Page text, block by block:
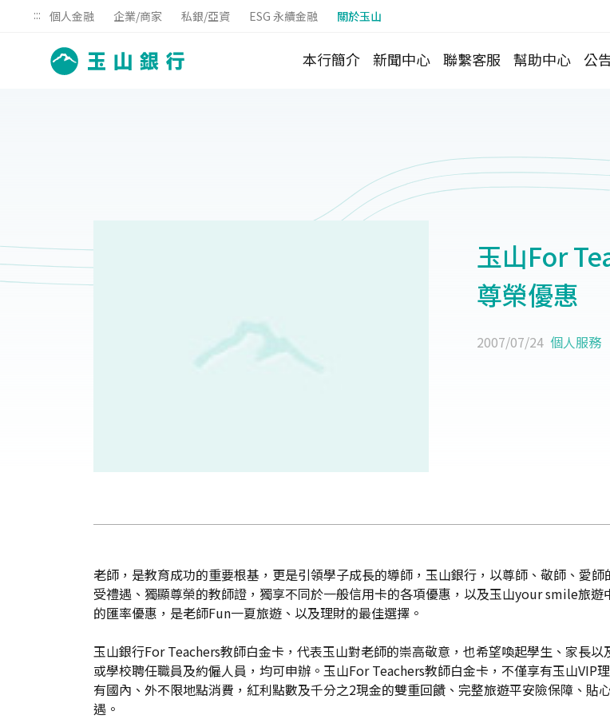
::: 個人金融 企業/商家 私銀/亞資 ESG 永續金融 關於玉山
本行簡介 新聞中心 聯繫客服 幫助中心 公
玉山For
尊榮優惠
2007/07/24 個人服務
老師，是教育成功的重要根基，更是引領學子成長的導師，玉山銀行，以尊師、敬師、愛
受禮遇、獨顯尊榮的教師證，獨享不同於一般信用卡的各項優惠，以及玉山your smile旅
的匯率優惠，是老師Fun一夏旅遊、以及理財的最佳選擇。
玉山銀行For Teachers教師白金卡，代表玉山對老師的崇高敬意，也希望喚起學生、家長
或學校聘任職員及約僱人員，均可申辦。玉山For Teachers教師白金卡，不僅享有玉山
有國內、外不限地點消費，紅利點數及千分之2現金的雙重回饋、完整旅遊平安險保障、
遇。